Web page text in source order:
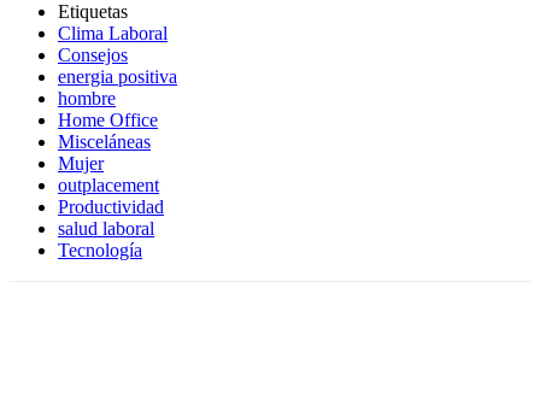
Etiquetas
Clima Laboral
Consejos
energia positiva
hombre
Home Office
Misceláneas
Mujer
outplacement
Productividad
salud laboral
Tecnología